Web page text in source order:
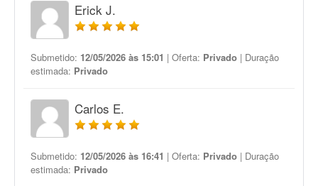
Erick J.
Submetido: 12/05/2026 às 15:01 | Oferta: Privado | Duração
estimada: Privado
Carlos E.
Submetido: 12/05/2026 às 16:41 | Oferta: Privado | Duração
estimada: Privado